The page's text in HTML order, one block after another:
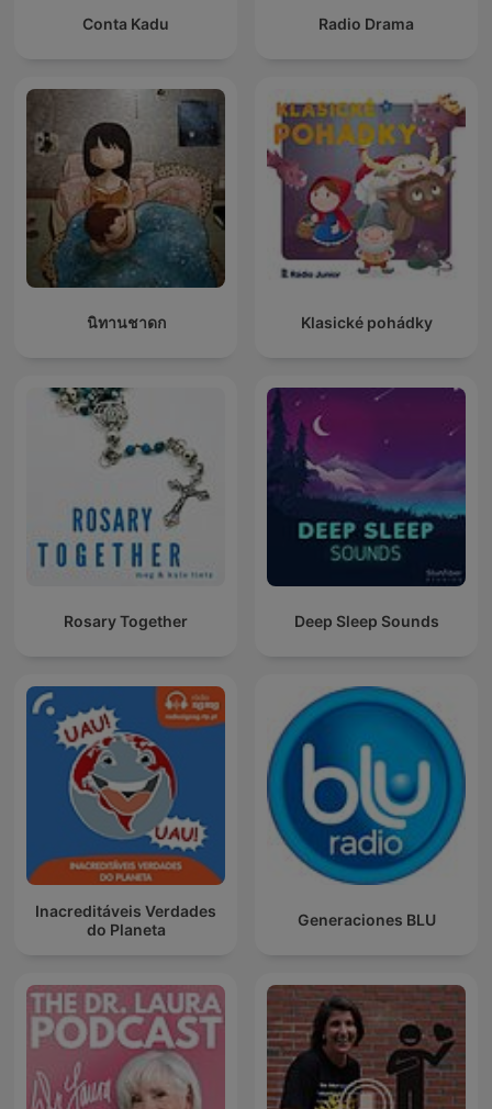
Conta Kadu Radio Drama
นิทานชาดก Klasické pohádky
Rosary Together Deep Sleep Sounds
Inacreditáveis Verdades
do Planeta
Generaciones BLU